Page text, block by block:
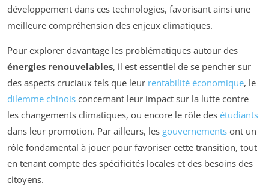
développement dans ces technologies, favorisant ainsi une
meilleure compréhension des enjeux climatiques.
Pour explorer davantage les problématiques autour des
énergies renouvelables, il est essentiel de se pencher sur
des aspects cruciaux tels que leur rentabilité économique, le
dilemme chinois concernant leur impact sur la lutte contre
les changements climatiques, ou encore le rôle des étudiants
dans leur promotion. Par ailleurs, les gouvernements ont un
rôle fondamental à jouer pour favoriser cette transition, tout
en tenant compte des spécificités locales et des besoins des
citoyens.